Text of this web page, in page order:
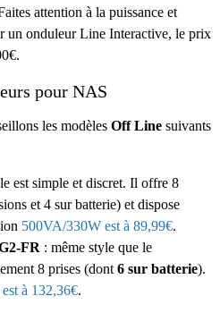
attention à la puissance et
un onduleur Line Interactive, le prix
pour NAS
les modèles Off Line suivants
est simple et discret. Il offre 8
et 4 sur batterie) et dispose
500VA/330W est à 89,99€.
FR : même style que le
8 prises (dont 6 sur batterie).
à 132,36€.